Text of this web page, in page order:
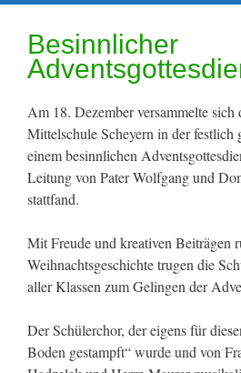
Besinnlicher
Am 18. Dezember versammelte
Mittelschule Scheyern in der festlich
einem besinnlichen
Leitung von Pater Wolfgang und
stattfand.
Mit Freude und kreativen Beiträgen
Weihnachtsgeschichte trugen die
aller Klassen zum Gelingen der
Der Schülerchor, der eigens für
Boden gestampft“ wurde und von